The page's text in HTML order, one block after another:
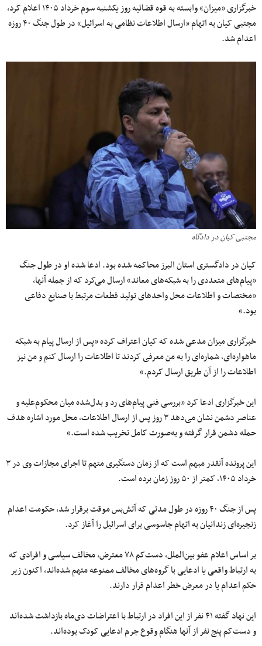
خبرگزاری «میزان» وابسته به قوه قضائیه روز یکشنبه سوم خرداد ۱۴۰۵ اعلام کرد،
مجتبی کیان به اتهام «ارسال اطلاعات نظامی به اسرائیل» در طول جنگ ۴۰ روزه
اعدام شد.
مجتبی کیان در دادگاه
کیان در دادگستری استان البرز محاکمه شده بود. ادعا شده او در طول جنگ
«پیام‌های متعددی را به شبکه‌های معاند» ارسال می‌کرد که از جمله آنها،
«مختصات و اطلاعات محل واحد‌های تولید قطعات مرتبط با صنایع دفاعی
بود.»
خبرگزاری میزان مدعی شده که کیان اعتراف کرده «پس از ارسال پیام به شبکه
ماهواره‌ای، شماره‌ای را به من معرفی کردند تا اطلاعات را ارسال کنم و من نیز
اطلاعات را از آن طریق ارسال کردم.»
این خبرگزاری ادعا کرد «بررسی فنی پیام‌های رد و بدل‌شده میان محکوم‌علیه و
عناصر دشمن نشان می‌دهد ۳ روز پس از ارسال اطلاعات، محل مورد اشاره هدف
حمله دشمن قرار گرفته و به‌صورت کامل تخریب شده است.»
این پرونده آنقدر مبهم است که از زمان دستگیری متهم تا اجرای مجازات وی در ۳
خرداد ۱۴۰۵، کمتر از ۵۰ روز زمان برده است.
پس از جنگ ۴۰ روزه در طول مدتی که آتش‌بس موقت برقرار شد، حکومت اعدام
زنجیره‌ای زندانیان به اتهام جاسوسی برای اسرائیل را آغاز کرد.
بر اساس اعلام عفو بین‌الملل، دست‌کم ۷۸ معترض، مخالف سیاسی و افرادی که
به ارتباط واقعی یا ادعایی با گروه‌های مخالف ممنوعه متهم شده‌اند، اکنون زیر
حکم اعدام یا در معرض خطر اعدام قرار دارند.
این نهاد گفته ۴۱ نفر از این افراد در ارتباط با اعتراضات دی‌ماه بازداشت شده‌اند
و دست‌کم پنج نفر از آنها هنگام وقوع جرم ادعایی کودک بوده‌اند.